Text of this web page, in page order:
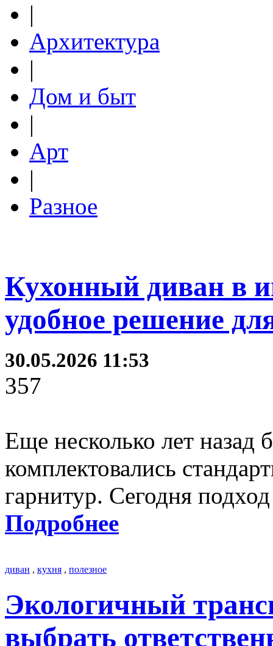
|
Архитектура
|
Дом и быт
|
Арт
|
Разное
Кухонный диван в
удобное решение
30.05.2026 11:53
357
Еще несколько лет назад
комплектовались
гарнитур. Сегодня
Подробнее
диван , кухня , полезное
Экологичный
выбрать